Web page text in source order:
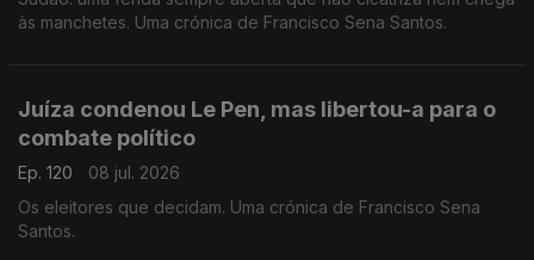
às manchetes. Uma crónica de Francisco Sena Santos.
Juíza condenou Le Pen, mas libertou-a para o
combate político
Ep. 120
08 jul. 2026
Os eleitores que decidam. Uma crónica de Francisco Sena
Santos.